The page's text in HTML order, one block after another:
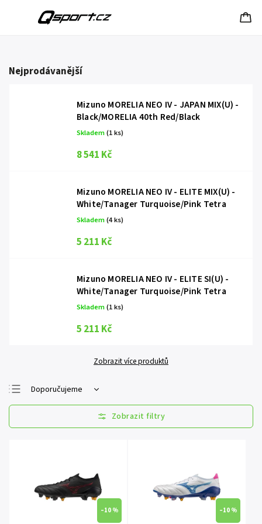
Nejprodávanější
Mizuno MORELIA NEO IV - JAPAN MIX(U) -
Black/MORELIA 40th Red/Black
Skladem(1 ks)
8 541 Kč
Mizuno MORELIA NEO IV - ELITE MIX(U) -
White/Tanager Turquoise/Pink Tetra
Skladem(4 ks)
5 211 Kč
Mizuno MORELIA NEO IV - ELITE SI(U) -
White/Tanager Turquoise/Pink Tetra
Skladem(1 ks)
5 211 Kč
Zobrazit více produktů
Doporučujeme
Nejlevnější
Nejdražší
–10 % –10 %